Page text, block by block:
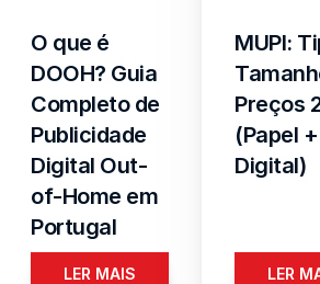
O que é
DOOH? Guia
Completo de
Publicidade
Digital Out-
of-Home em
Portugal
LER MAIS
MUPI:
Preços
(Papel +
Digital)
LER